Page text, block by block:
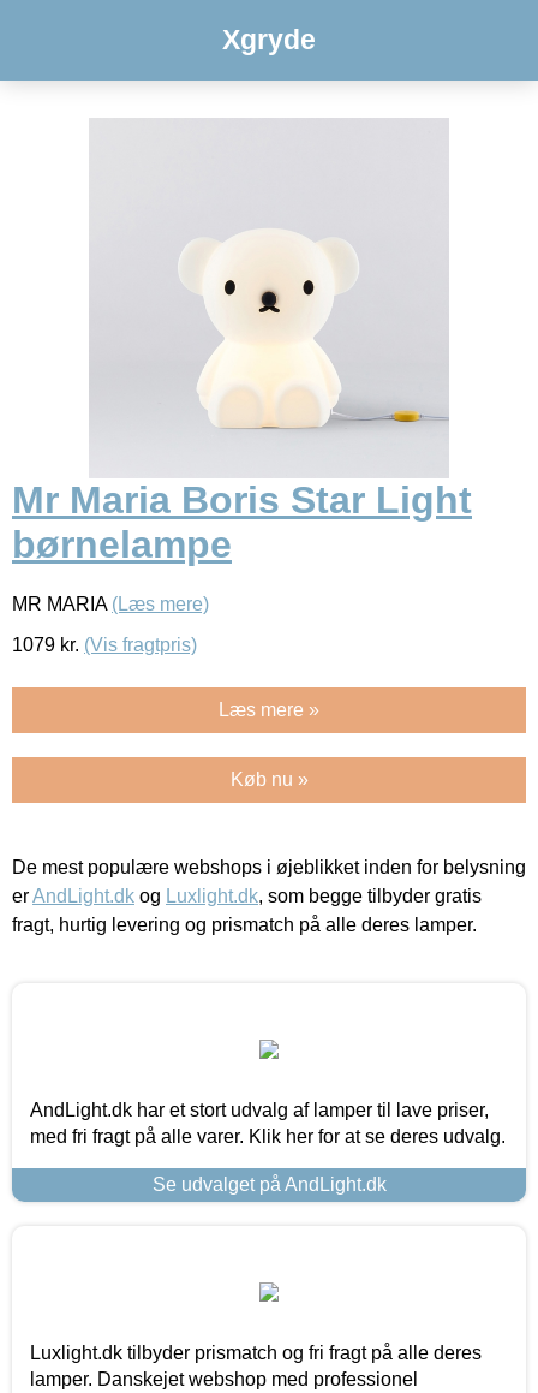
Xgryde
Mr Maria Boris Star Light
børnelampe
MR MARIA (Læs mere)
1079 kr. (Vis fragtpris)
Læs mere »
Køb nu »
De mest populære webshops i øjeblikket inden for belysning
erAndLight.dk og Luxlight.dk, som begge tilbyder gratis
fragt, hurtig levering og prismatch på alle deres lamper.
AndLight.dk har et stort udvalg af lamper til lave priser,
med fri fragt på alle varer. Klik her for at se deres udvalg.
Se udvalget på AndLight.dk
Luxlight.dk tilbyder prismatch og fri fragt på alle deres
lamper. Danskejet webshop med professionel